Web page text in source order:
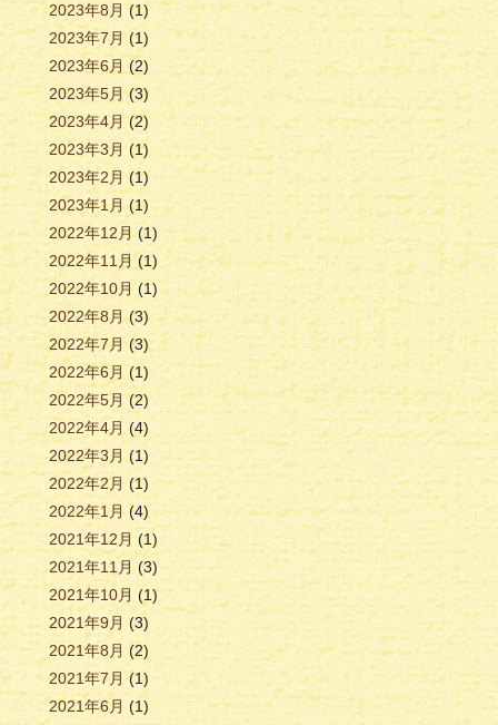
2023年8月(1)
2023年7月(1)
2023年6月(2)
2023年5月(3)
2023年4月(2)
2023年3月(1)
2023年2月(1)
2023年1月(1)
2022年12月(1)
2022年11月(1)
2022年10月(1)
2022年8月(3)
2022年7月(3)
2022年6月(1)
2022年5月(2)
2022年4月(4)
2022年3月(1)
2022年2月(1)
2022年1月(4)
2021年12月(1)
2021年11月(3)
2021年10月(1)
2021年9月(3)
2021年8月(2)
2021年7月(1)
2021年6月(1)